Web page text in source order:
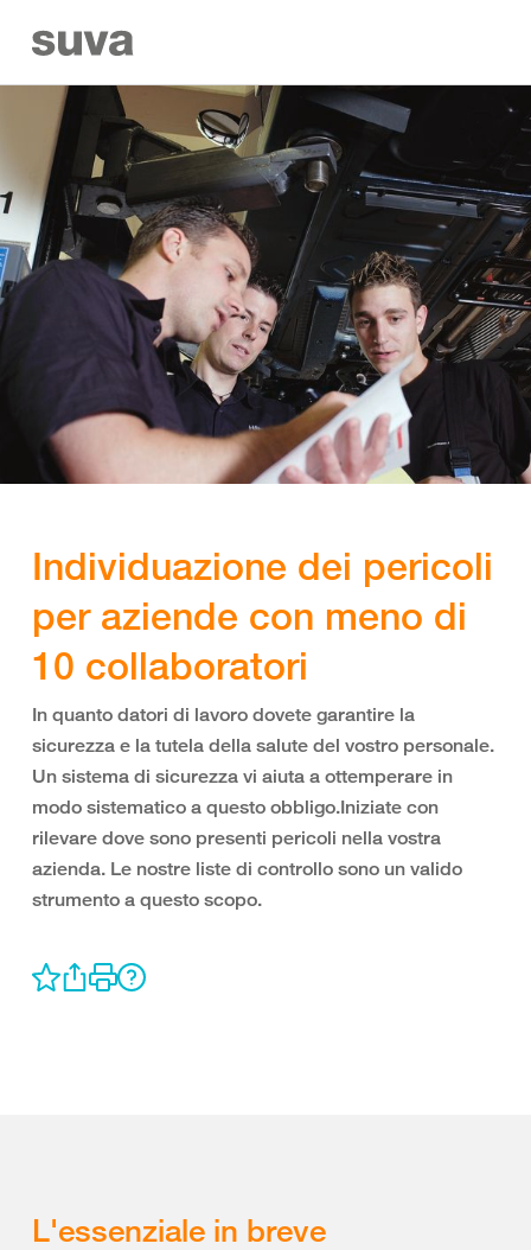
Individuazione dei pericoli
per aziende con meno di
10 collaboratori
In quanto datori di lavoro dovete garantire la
sicurezza e la tutela della salute del vostro personale.
Un sistema di sicurezza vi aiuta a ottemperare in
modo sistematico a questo obbligo.Iniziate con
rilevare dove sono presenti pericoli nella vostra
azienda. Le nostre liste di controllo sono un valido
strumento a questo scopo.
L'essenziale in breve